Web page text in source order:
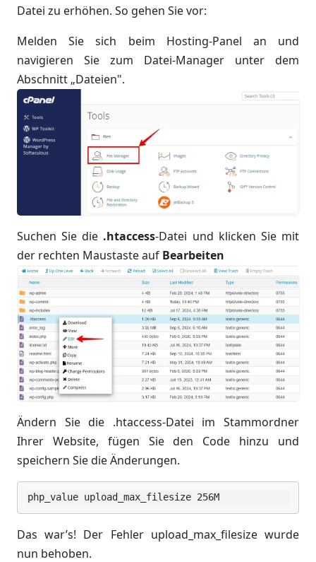
Datei zu erhöhen. So gehen Sie vor:
Melden Sie sich beim Hosting-Panel an und
navigieren Sie zum Datei-Manager unter dem
Abschnitt „Dateien".
Suchen Sie die .htaccess-Datei und klicken Sie mit
der rechten Maustaste auf Bearbeiten
Ändern Sie die .htaccess-Datei im Stammordner
Ihrer Website, fügen Sie den Code hinzu und
speichern Sie die Änderungen.
php_value upload_max_filesize 256M
Das war’s! Der Fehler upload_max_filesize wurde
nun behoben.